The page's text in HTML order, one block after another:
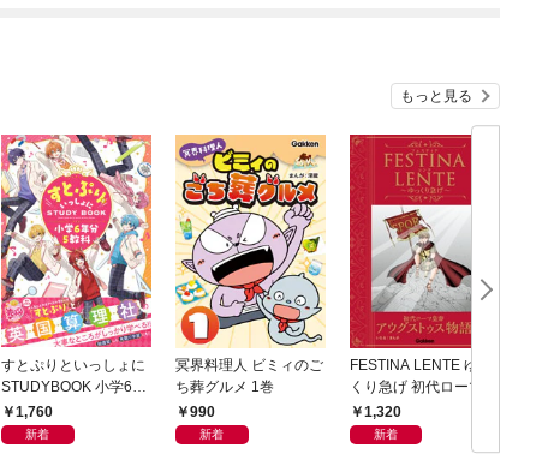
もっと見る
すとぷりといっしょに
STUDYBOOK 小学6年
分5教科
1,760
新着
冥界料理人 ビミィのご
ち葬グルメ 1巻
990
新着
FESTINA LENTE ゆっ
くり急げ 初代ローマ皇
帝アウグストゥス物語
1,320
新着